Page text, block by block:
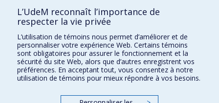
Écoles
Kinésiologie et des sciences de l’activité physique
Orthophonie et audiologie
Réadaptation
Directions
DPC
CPASS
L’UdeM reconnaît l’importance de
respecter la vie privée
L’utilisation de témoins nous permet d’améliorer et de
personnaliser votre expérience Web. Certains témoins
sont obligatoires pour assurer le fonctionnement et la
sécurité du site Web, alors que d’autres enregistrent vos
préférences. En acceptant tout, vous consentez à notre
utilisation de témoins pour mieux répondre à vos besoins.